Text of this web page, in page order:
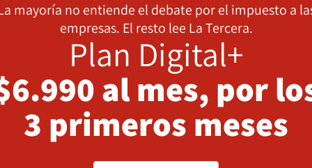
mayoría no entiende el debate por el impuesto a
empresas. El resto lee La Tercera.
Plan Digital+
al mes, por
3 primeros meses